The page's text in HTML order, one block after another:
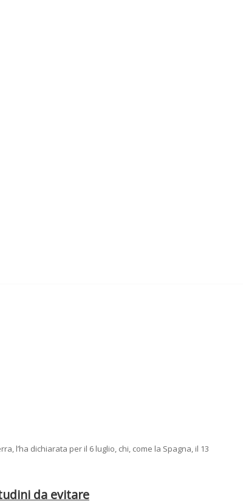
l’ha dichiarata per il 6 luglio, chi, come la Spagna, il 13
da evitare